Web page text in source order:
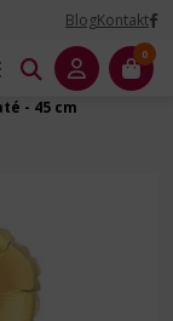
BlogKontakt
0
- 45 cm
- 45 cm